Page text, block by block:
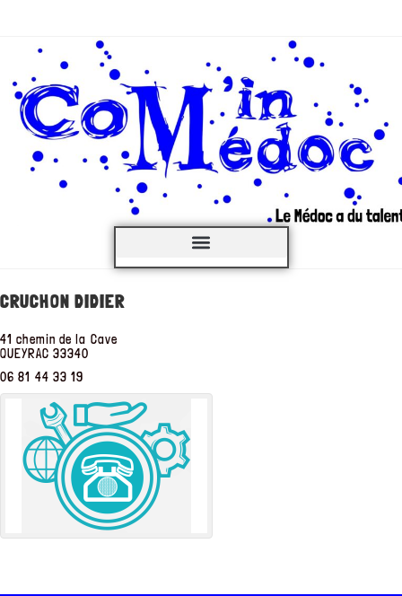
CRUCHON DIDIER
41 chemin de la Cave
QUEYRAC 33340
06 81 44 33 19